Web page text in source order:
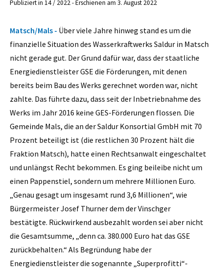
Publiziert in 14 / 2022 - Erschienen am 3. August 2022
Matsch/Mals - Über viele Jahre hinweg stand es um die
finanzielle Situation des Wasserkraftwerks Saldur in Matsch
nicht gerade gut. Der Grund dafür war, dass der staatliche
Energiedienstleister GSE die Förderungen, mit denen
bereits beim Bau des Werks gerechnet worden war, nicht
zahlte. Das führte dazu, dass seit der Inbetriebnahme des
Werks im Jahr 2016 keine GES-Förderungen flossen. Die
Gemeinde Mals, die an der Saldur Konsortial GmbH mit 70
Prozent beteiligt ist (die restlichen 30 Prozent hält die
Fraktion Matsch), hatte einen Rechtsanwalt eingeschaltet
und unlängst Recht bekommen. Es ging beileibe nicht um
einen Pappenstiel, sondern um mehrere Millionen Euro.
„Genau gesagt um insgesamt rund 3,6 Millionen“, wie
Bürgermeister Josef Thurner dem der Vinschger
bestätigte. Rückwirkend ausbezahlt worden sei aber nicht
die Gesamtsumme, „denn ca. 380.000 Euro hat das GSE
zurückbehalten.“ Als Begründung habe der
Energiedienstleister die sogenannte „Superprofitti“-